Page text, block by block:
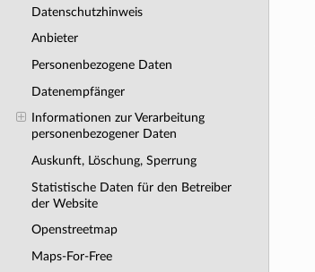
Datenschutzhinweis
Anbieter
Personenbezogene Daten
Datenempfänger
Informationen zur Verarbeitung
personenbezogener Daten
Auskunft, Löschung, Sperrung
Statistische Daten für den Betreiber
der Website
Openstreetmap
Maps-For-Free